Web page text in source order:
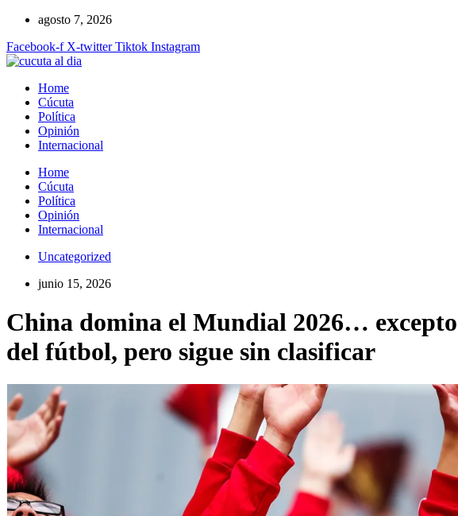
contenido
agosto 7, 2026
Facebook-f X-twitter Tiktok Instagram
Home
Cúcuta
Política
Opinión
Internacional
Home
Cúcuta
Política
Opinión
Internacional
Uncategorized
junio 15, 2026
China domina el Mundial 2026…
del fútbol, pero sigue sin clasificar